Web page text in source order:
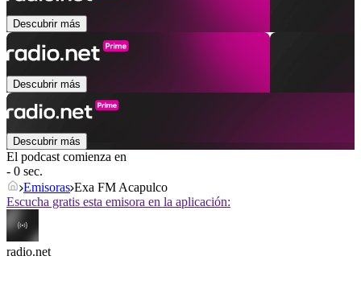
Descubrir más
Descubrir más
Descubrir más
El podcast comienza en
- 0 sec.
Emisoras Exa FM Acapulco
Escucha gratis esta emisora en la aplicación:
radio.net